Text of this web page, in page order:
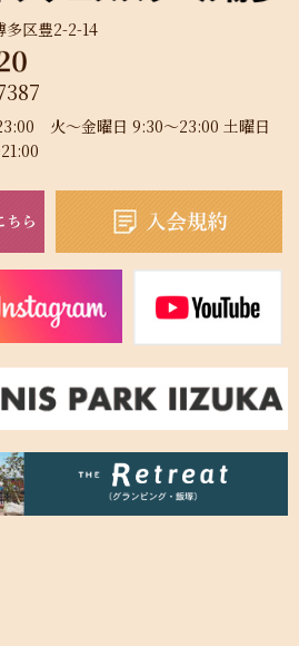
多区豊2-2-14
火～金曜日 9:30～23:00 土曜日